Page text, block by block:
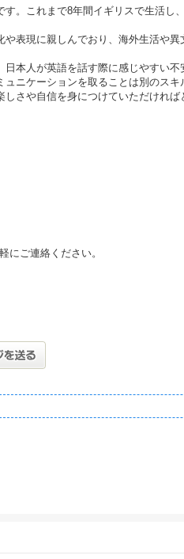
。これまで8年間イギリスで生活し
表現に親しんでおり、海外生活や
本人が英語を話す際に感じやすい不
ニケーションを取ることは別のスキ
さや自信を身につけていただければ
にご連絡ください。